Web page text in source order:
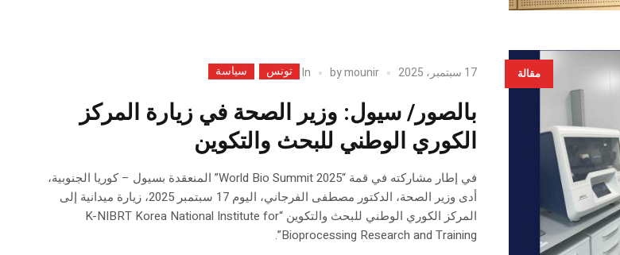
مقالة 17 سبتمبر، 2025 bymounir
In تونس سياسة
بالصور/ سيول: وزير الصحة في زيارة المركز
الكوري الوطني للبحث والتكوين
في إطار مشاركته في قمة “World Bio Summit 2025” المنعقدة بسيول – كوريا الجنوبية،
أدى وزير الصحة، الدكتور مصطفى الفرجاني، اليوم 17 سبتمبر 2025، زيارة ميدانية إلى
المركز الكوري الوطني للبحث والتكوين “K-NIBRT Korea National Institute for
Bioprocessing Research and Training”.